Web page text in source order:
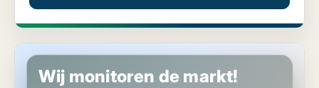
Productie in Rotterdam
Wij monitoren de markt!